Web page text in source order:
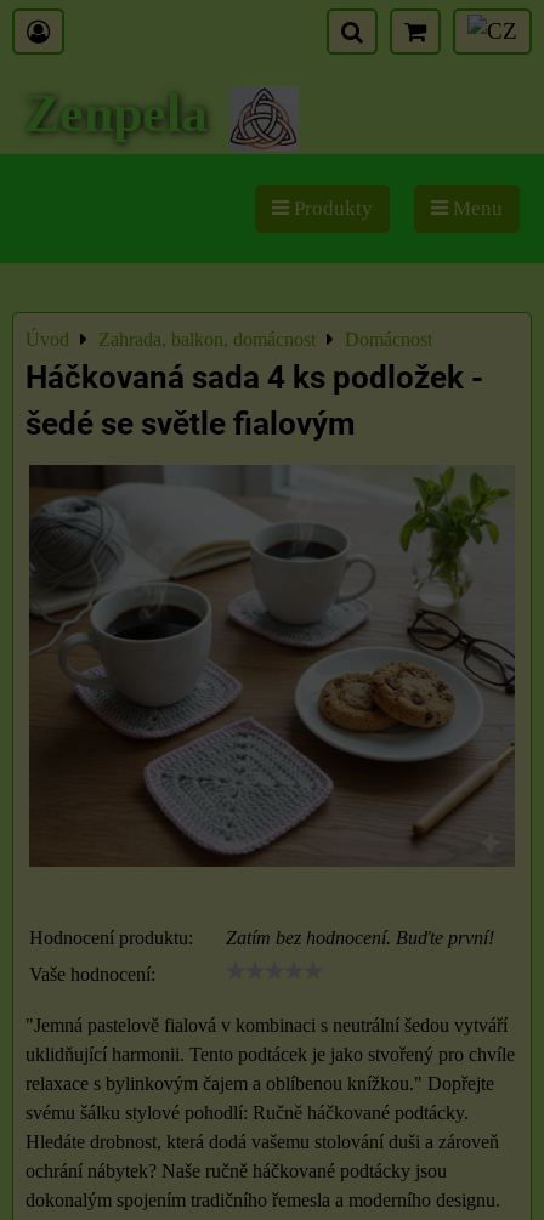
Zenpela
Produkty Menu
Úvod Zahrada, balkon, domácnost Domácnost
Háčkovaná sada 4 ks podložek -
šedé se světle fialovým
Hodnocení produktu:
Zatím bez hodnocení. Buďte první!
Vaše hodnocení:
"Jemná pastelově fialová v kombinaci s neutrální šedou vytváří
uklidňující harmonii. Tento podtácek je jako stvořený pro chvíle
relaxace s bylinkovým čajem a oblíbenou knížkou." Dopřejte
svému šálku stylové pohodlí: Ručně háčkované podtácky.
Hledáte drobnost, která dodá vašemu stolování duši a zároveň
ochrání nábytek? Naše ručně háčkované podtácky jsou
dokonalým spojením tradičního řemesla a moderního designu.